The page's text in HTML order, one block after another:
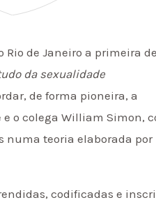
de Janeiro a primeira de
da sexualidade
de forma pioneira, a
o colega William Simon,
numa teoria elaborada por
codificadas e